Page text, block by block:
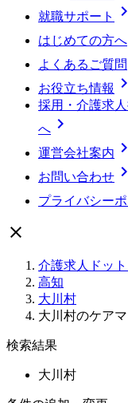
就職サポート 
はじめての方へ
よくあるご質問
お役立ち情報 
採用・介護求
へ 
運営会社案内 
お問い合わせ 
プライバシー

介護求人ドッ
高知
大川村
大川村のケア
検索結果
大川村